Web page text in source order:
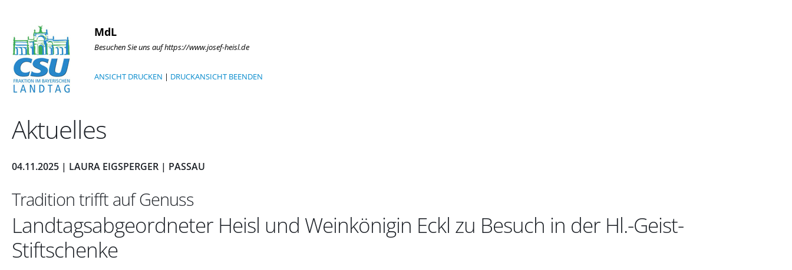
MdL
Besuchen Sie uns auf https://www.josef-heisl.de
ANSICHT DRUCKEN | DRUCKANSICHT BEENDEN
Aktuelles
04.11.2025 | LAURA EIGSPERGER | PASSAU
Tradition trifft auf Genuss
Landtagsabgeordneter Heisl und Weinkönigin Eckl zu Besuch in der Hl.-Geist-
Stiftschenke